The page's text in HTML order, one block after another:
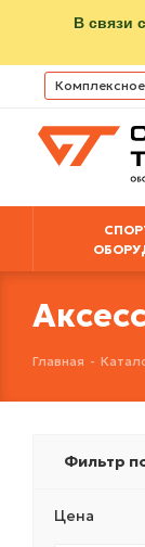
В связи
Главная -
Фильтр
Цена